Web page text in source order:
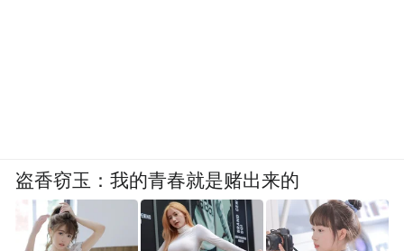
盗香窃玉：我的青春就是赌出来的